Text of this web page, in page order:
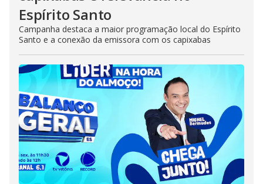
Espírito Santo
Campanha destaca a maior programação local do Espírito
Santo e a conexão da emissora com os capixabas